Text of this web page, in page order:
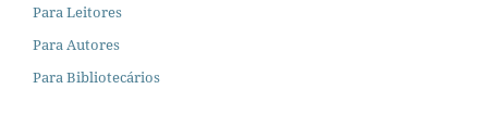
Para Leitores
Para Autores
Para Bibliotecários